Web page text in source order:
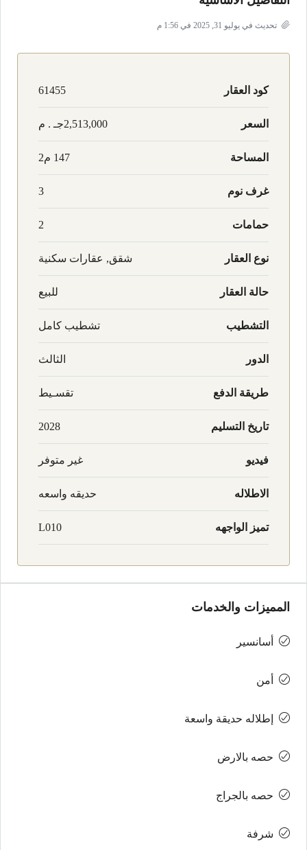
تحديث في يوليو 31, 2025 في 1:56 م
كود العقار 61455
السعر 2,513,000جـ . م
المساحة 147 م2
غرف نوم 3
حمامات 2
نوع العقار شقق, عقارات سكنية
حالة العقار للبيع
التشطيب تشطيب كامل
الدور الثالث
طريقة الدفع تقسـيط
تاريخ التسليم 2028
فيديو غير متوفر
الاطلاله حديقه واسعه
تميز الواجهه L010
المميزات والخدمات
أسانسير
أمن
إطلاله حديقة واسعة
حصه بالارض
حصه بالجراج
شرفة